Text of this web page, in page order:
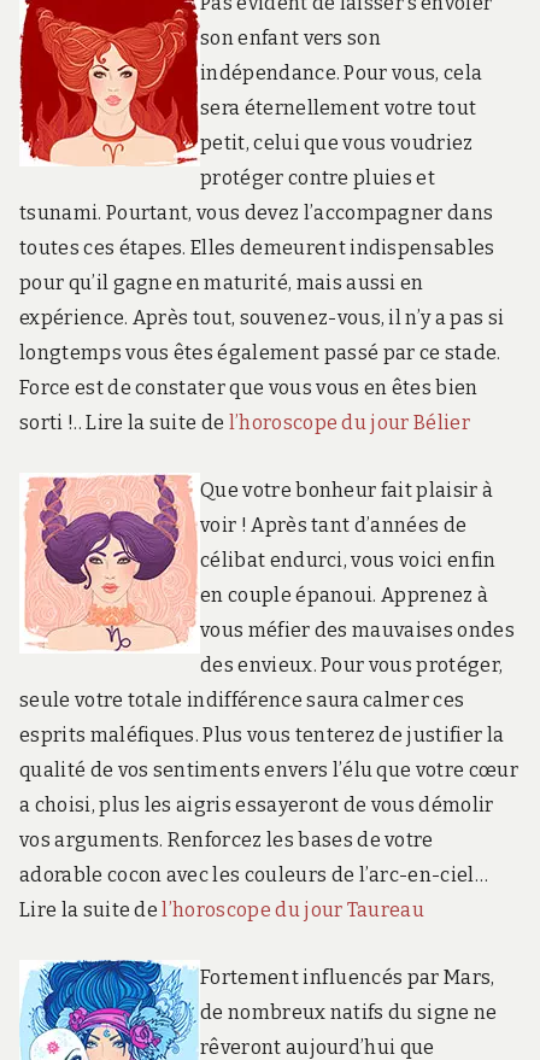
son enfant vers son
indépendance. Pour vous, cela
sera éternellement votre tout
petit, celui que vous voudriez
protéger contre pluies et
tsunami. Pourtant, vous devez l’accompagner dans
toutes ces étapes. Elles demeurent indispensables
pour qu’il gagne en maturité, mais aussi en
expérience. Après tout, souvenez-vous, il n’y a pas si
longtemps vous êtes également passé par ce stade.
Force est de constater que vous vous en êtes bien
sorti !.. Lire la suite de l’horoscope du jour Bélier
Que votre bonheur fait plaisir à
voir ! Après tant d’années de
célibat endurci, vous voici enfin
en couple épanoui. Apprenez à
vous méfier des mauvaises ondes
des envieux. Pour vous protéger,
seule votre totale indifférence saura calmer ces
esprits maléfiques. Plus vous tenterez de justifier la
qualité de vos sentiments envers l’élu que votre cœur
a choisi, plus les aigris essayeront de vous démolir
vos arguments. Renforcez les bases de votre
adorable cocon avec les couleurs de l’arc-en-ciel…
Lire la suite del’horoscope du jour Taureau
Fortement influencés par Mars,
de nombreux natifs du signe ne
rêveront aujourd’hui que